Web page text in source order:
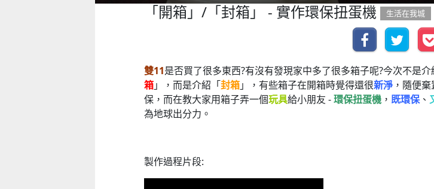
「開箱」/「封箱」 - 實作環保扭蛋機 生活在我城
雙11是否買了很多東西?有沒有發現家中多了很多箱子呢?今次不是介
箱」，而是介紹「封箱」，有些箱子在開箱時覺得還很新淨 ，隨便
保，而在教大家用箱子弄一個玩具給小朋友 -環保扭蛋機 ， 既環保、
為地球出分力。
製作過程片段: